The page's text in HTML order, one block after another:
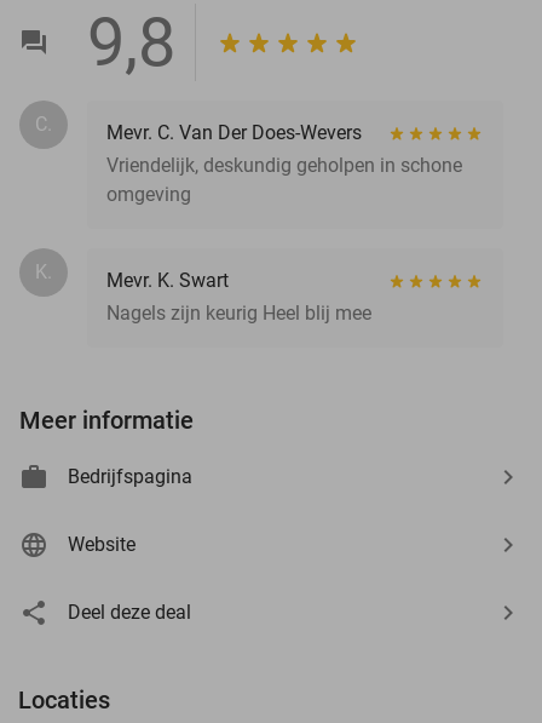
9,8
C.
Mevr. C. Van Der Does-Wevers
Vriendelijk, deskundig geholpen in schone
omgeving
K.
Mevr. K. Swart
Nagels zijn keurig Heel blij mee
Meer informatie
Bedrijfspagina
Website
Deel deze deal
Locaties